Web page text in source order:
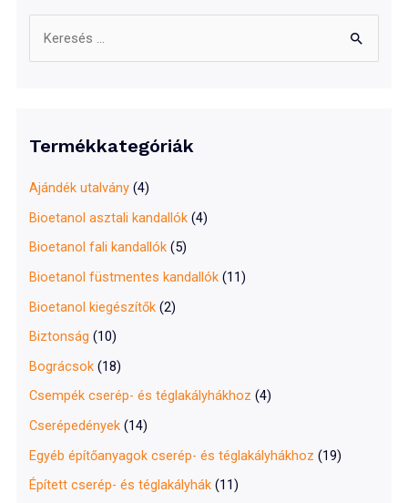
f
o
r
Termékkategóriák
Ajándék utalvány (4)
Bioetanol asztali kandallók (4)
Bioetanol fali kandallók (5)
Bioetanol füstmentes kandallók (11)
Bioetanol kiegészítők (2)
Biztonság (10)
Bográcsok (18)
Csempék cserép- és téglakályhákhoz (4)
Cserépedények (14)
Egyéb építőanyagok cserép- és téglakályhákhoz (19)
Épített cserép- és téglakályhák (11)